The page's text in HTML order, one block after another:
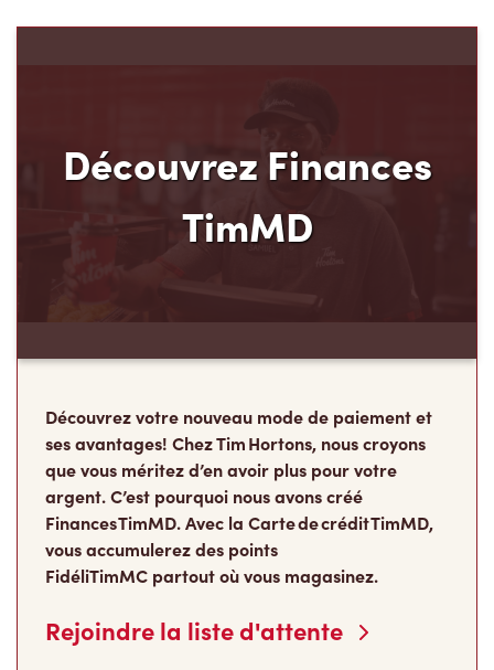
Découvrez Finances
TimMD
Découvrez votre nouveau mode de paiement et
ses avantages! Chez Tim Hortons, nous croyons
que vous méritez d’en avoir plus pour votre
argent. C’est pourquoi nous avons créé
Finances TimMD. Avec la Carte de crédit TimMD,
vous accumulerez des points
FidéliTimMC partout où vous magasinez.
Rejoindre la liste d'attente